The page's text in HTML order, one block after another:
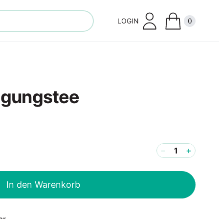
LOGIN 0
− +
In den Warenkorb